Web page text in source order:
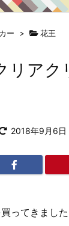
ー > 花王
リアク
2018年9月6日
ってきました